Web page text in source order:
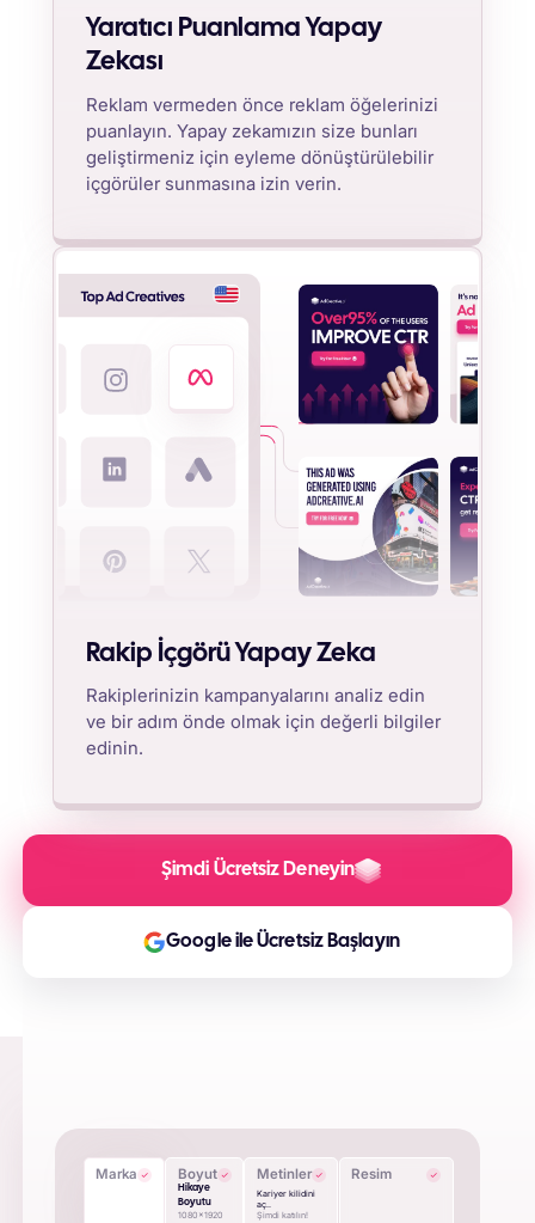
Yaratıcı Puanlama Yapay
Zekası
Reklam vermeden önce reklam öğelerinizi
puanlayın. Yapay zekamızın size bunları
geliştirmeniz için eyleme dönüştürülebilir
içgörüler sunmasına izin verin.
Rakip İçgörü Yapay Zeka
Rakiplerinizin kampanyalarını analiz edin
ve bir adım önde olmak için değerli bilgiler
edinin.
Şimdi Ücretsiz Deneyin
Google ile Ücretsiz Başlayın
Marka Boyut
Hikaye
Boyutu
1080x1920
Metinler
Kariyer kilidini
aç..
Şimdi katılın!
Resim